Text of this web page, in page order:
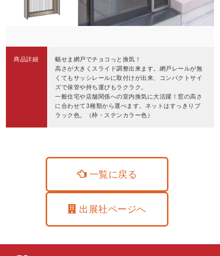
商品詳細
幅せま網戸でチョコっと換気！
高さが大きくスライド調整出来ます。網戸レールが無
くてもサッシレールに取付けが出来、コンパクトサイ
ズで保管や持ち運びもラクラク。
一般住宅や店舗関係への室内換気に大活躍！窓の高さ
に合わせて3種類から選べます。ネットはすっきりブ
ラック色。（枠・ステンカラー色）
一覧に戻る
出展社ページへ